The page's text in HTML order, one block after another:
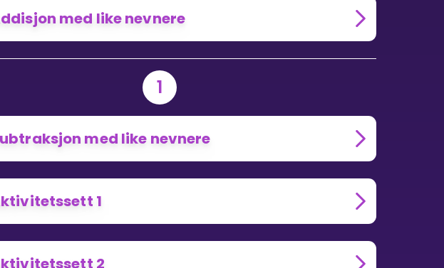
Bestill privatundervisning
med like nevnere
1
med like nevnere
1
2